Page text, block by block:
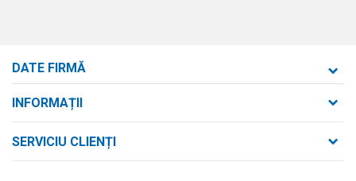
DATE FIRMĂ
strada Bld. Mihai Viteazul nr. 169/B
INFORMAȚII
SERVICIU CLIENȚI